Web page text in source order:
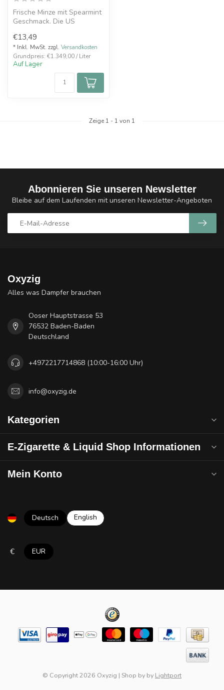
Frische Minze mit Spearmint
Geschmack. Die US
Vapors brin...
€13,49
* Inkl. MwSt. zzgl. Versandkosten
Grundpreis: €1.349,00 / Liter
Auf Lager
Zeige 1 - 1 von 1
Abonnieren Sie unseren Newsletter
Bleibe auf dem Laufenden mit unseren Newsletter-Angeboten
Oxyzig
Alles was Dampfer brauchen
Ooser Hauptstrasse 53
76532 Baden-Baden
Deutschland
+4972217714868 (10:00-16:00 Uhr)
info@oxyzig.de
Kategorien
E-Zigarette & Liquid Shop Informationen
Mein Konto
Deutsch English
€ EUR
© Copyright 2026 Oxyzig | Shop by by Lightport